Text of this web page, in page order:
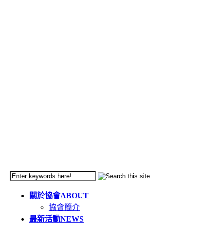
關於協會ABOUT
協會簡介
最新活動NEWS